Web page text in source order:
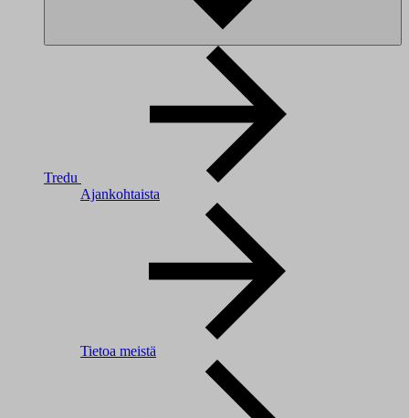
Tredu
Ajankohtaista
Tietoa meistä